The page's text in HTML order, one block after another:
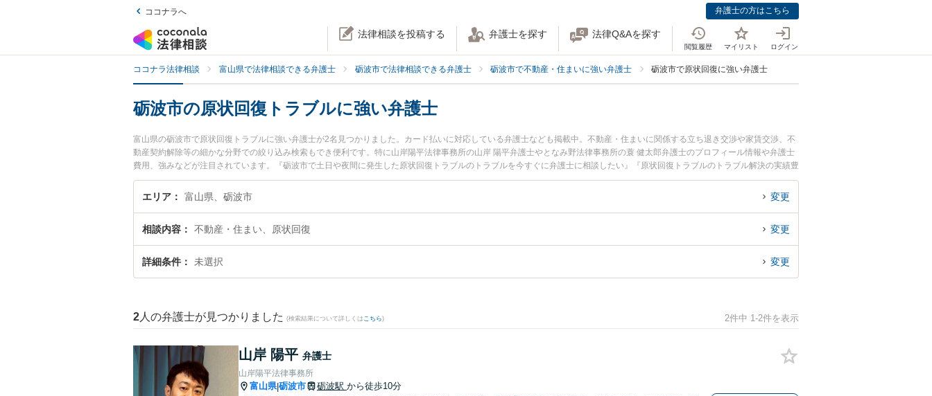
ココナラへ 弁護士の方はこちら
法律相談を投稿する 弁護士を探す 法律Q&Aを探す
閲覧履歴 マイリスト ログイン
ココナラ法律相談 富山県で法律相談できる弁護士 砺波市で法律相談できる弁護士 砺波市で不動産・住まいに強い弁護士 砺波市で原状回復に強い弁護士
砺波市の原状回復トラブルに強い弁護士
富山県の砺波市で原状回復トラブルに強い弁護士が2名見つかりました。カード払いに対応している弁護士なども掲載中。不動産・住まいに関係する立ち退き交渉や家賃交渉、不
動産契約解除等の細かな分野での絞り込み検索もでき便利です。特に山岸陽平法律事務所の山岸 陽平弁護士やとなみ野法律事務所の蓑 健太郎弁護士のプロフィール情報や弁護士
費用、強みなどが注目されています。『砺波市で土日や夜間に発生した原状回復トラブルのトラブルを今すぐに弁護士に相談したい』『原状回復トラブルのトラブル解決の実績豊
富な近くの弁護士を検索したい』『初回相談無料で原状回復トラブルを法律相談できる砺波市内の弁護士に相談予約したい』などでお困りの相談者さんにおすすめです。
エリア 富山県、砺波市 変更
相談内容 不動産・住まい、原状回復 変更
詳細条件 未選択 変更
2 人の弁護士が見つかりました (検索結果について詳しくは こちら) 2件中 1-2件を表示
山岸 陽平 弁護士
山岸陽平法律事務所
富山県|砺波市 砺波駅 から徒歩10分